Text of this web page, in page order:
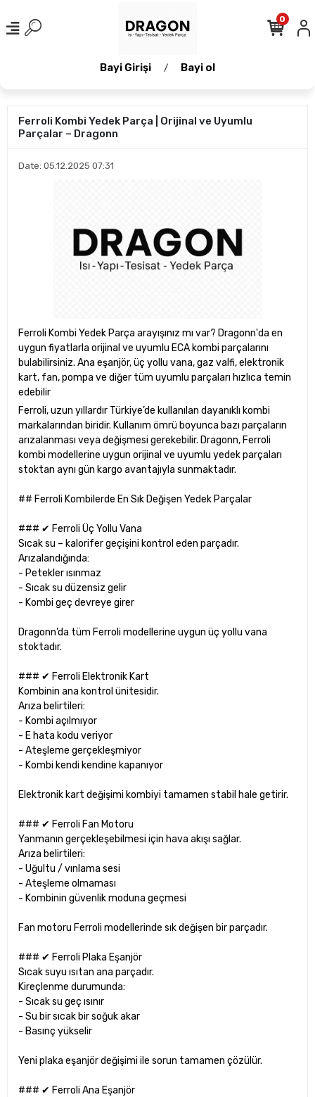
Bayi Girişi / Bayi ol
0
Ferroli Kombi Yedek Parça | Orijinal ve Uyumlu
Parçalar – Dragonn
Date: 05.12.2025 07:31
Ferroli Kombi Yedek Parça arayışınız mı var? Dragonn'da en
uygun fiyatlarla orijinal ve uyumlu ECA kombi parçalarını
bulabilirsiniz. Ana eşanjör, üç yollu vana, gaz valfi, elektronik
kart, fan, pompa ve diğer tüm uyumlu parçaları hızlıca temin
edebilir
Ferroli, uzun yıllardır Türkiye’de kullanılan dayanıklı kombi
markalarından biridir. Kullanım ömrü boyunca bazı parçaların
arızalanması veya değişmesi gerekebilir. Dragonn, Ferroli
kombi modellerine uygun orijinal ve uyumlu yedek parçaları
stoktan aynı gün kargo avantajıyla sunmaktadır.
## Ferroli Kombilerde En Sık Değişen Yedek Parçalar
### ✔ Ferroli Üç Yollu Vana
Sıcak su – kalorifer geçişini kontrol eden parçadır.
Arızalandığında:
- Petekler ısınmaz
- Sıcak su düzensiz gelir
- Kombi geç devreye girer
Dragonn’da tüm Ferroli modellerine uygun üç yollu vana
stoktadır.
### ✔ Ferroli Elektronik Kart
Kombinin ana kontrol ünitesidir.
Arıza belirtileri:
- Kombi açılmıyor
- E hata kodu veriyor
- Ateşleme gerçekleşmiyor
- Kombi kendi kendine kapanıyor
Elektronik kart değişimi kombiyi tamamen stabil hale getirir.
### ✔ Ferroli Fan Motoru
Yanmanın gerçekleşebilmesi için hava akışı sağlar.
Arıza belirtileri:
- Uğultu / vınlama sesi
- Ateşleme olmaması
- Kombinin güvenlik moduna geçmesi
Fan motoru Ferroli modellerinde sık değişen bir parçadır.
### ✔ Ferroli Plaka Eşanjör
Sıcak suyu ısıtan ana parçadır.
Kireçlenme durumunda:
- Sıcak su geç ısınır
- Su bir sıcak bir soğuk akar
- Basınç yükselir
Yeni plaka eşanjör değişimi ile sorun tamamen çözülür.
### ✔ Ferroli Ana Eşanjör